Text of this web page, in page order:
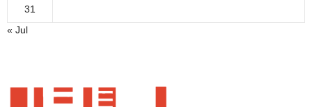
31
« Jul